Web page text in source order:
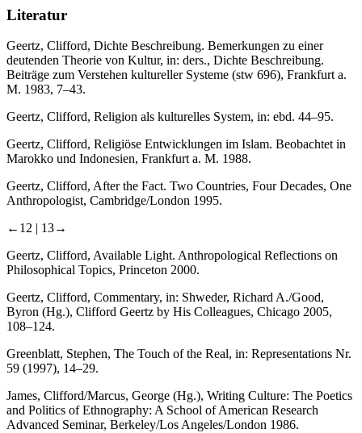
Literatur
Geertz, Clifford, Dichte Beschreibung. Bemerkungen zu einer
deutenden Theorie von Kultur, in: ders., Dichte Beschreibung.
Beiträge zum Verstehen kultureller Systeme (stw 696), Frankfurt a.
M. 1983, 7–43.
Geertz, Clifford, Religion als kulturelles System, in: ebd. 44–95.
Geertz, Clifford, Religiöse Entwicklungen im Islam. Beobachtet in
Marokko und Indonesien, Frankfurt a. M. 1988.
Geertz, Clifford, After the Fact. Two Countries, Four Decades, One
Anthropologist, Cambridge/London 1995.
←12 | 13→
Geertz, Clifford, Available Light. Anthropological Reflections on
Philosophical Topics, Princeton 2000.
Geertz, Clifford, Commentary, in: Shweder, Richard A./Good,
Byron (Hg.), Clifford Geertz by His Colleagues, Chicago 2005,
108–124.
Greenblatt, Stephen, The Touch of the Real, in: Representations Nr.
59 (1997), 14–29.
James, Clifford/Marcus, George (Hg.), Writing Culture: The Poetics
and Politics of Ethnography: A School of American Research
Advanced Seminar, Berkeley/Los Angeles/London 1986.